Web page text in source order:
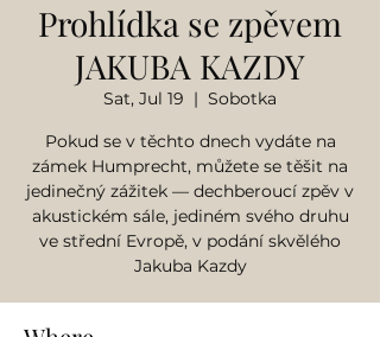
Prohlídka se zpěvem
JAKUBA KAZDY
Sat, Jul 19
  |
Sobotka
Pokud se v těchto dnech vydáte na
zámek Humprecht, můžete se těšit na
jedinečný zážitek — dechberoucí zpěv v
akustickém sále, jediném svého druhu
ve střední Evropě, v podání skvělého
Jakuba Kazdy